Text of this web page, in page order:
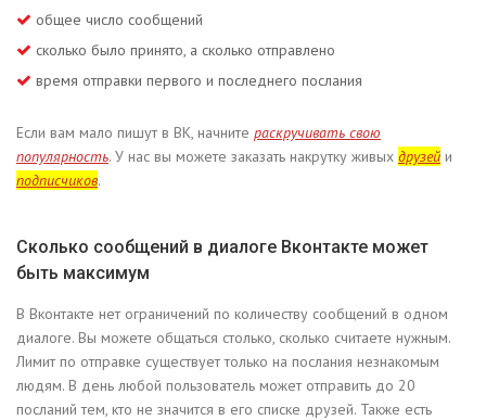
общее число сообщений
сколько было принято, а сколько отправлено
время отправки первого и последнего послания
Если вам мало пишут в ВК, начните раскручивать свою
популярность. У нас вы можете заказать накрутку живых друзей и
подписчиков.
Сколько сообщений в диалоге Вконтакте может
быть максимум
В Вконтакте нет ограничений по количеству сообщений в одном
диалоге. Вы можете общаться столько, сколько считаете нужным.
Лимит по отправке существует только на послания незнакомым
людям. В день любой пользователь может отправить до 20
посланий тем, кто не значится в его списке друзей. Также есть